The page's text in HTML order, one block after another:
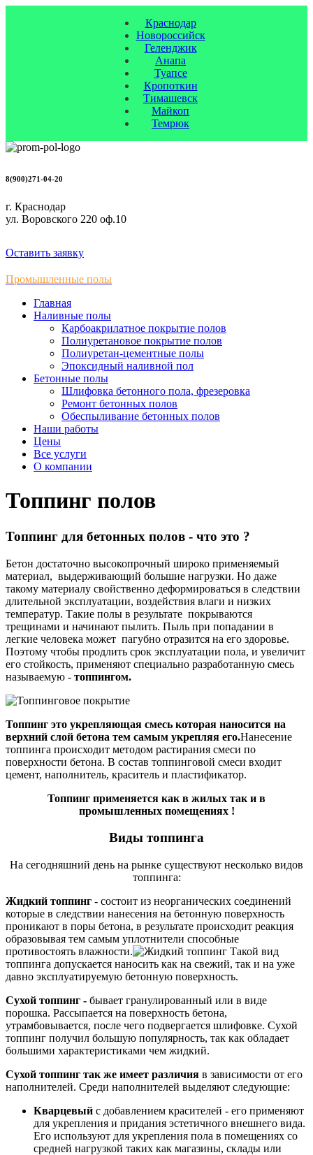
Краснодар
Новороссийск
Геленджик
Анапа
Туапсе
Кропоткин
Тимашевск
Майкоп
Темрюк
8(900)271-04-20
г. Краснодар
ул. Воровского 220 оф.10
Оставить заявку
Промышленные полы
Главная
Наливные полы
Карбоакрилатное покрытие полов
Полиуретановое покрытие полов
Полиуретан-цементные полы
Эпоксидный наливной пол
Бетонные полы
Шлифовка бетонного пола, фрезеровка
Ремонт бетонных полов
Обеспыливание бетонных полов
Наши работы
Цены
Все услуги
О компании
Топпинг полов
Топпинг для бетонных полов - что это ?
Бетон достаточно высокопрочный широко применяемый
материал, выдерживающий большие нагрузки. Но даже
такому материалу свойственно деформироваться в следствии
длительной эксплуатации, воздействия влаги и низких
температур. Такие полы в результате покрываются
трещинами и начинают пылить. Пыль при попадании в
легкие человека может пагубно отразится на его здоровье.
Поэтому чтобы продлить срок эксплуатации пола, и увеличит
его стойкость, применяют специально разработанную смесь
называемую - топпингом.
Топпинг это укрепляющая смесь которая наносится на
верхний слой бетона тем самым укрепляя его.Нанесение
топпинга происходит методом растирания смеси по
поверхности бетона. В состав топпинговой смеси входит
цемент, наполнитель, краситель и пластификатор.
Топпинг применяется как в жилых так и в
промышленных помещениях !
Виды топпинга
На сегодняшний день на рынке существуют несколько видов
топпинга:
Жидкий топпинг - состоит из неорганических соединений
которые в следствии нанесения на бетонную поверхность
проникают в поры бетона, в результате происходит реакция
образовывая тем самым уплотнители способные
противостоять влажности.
Такой вид
топпинга допускается наносить как на свежий, так и на уже
давно эксплуатируемую бетонную поверхность.
Сухой топпинг - бывает гранулированный или в виде
порошка. Рассыпается на поверхность бетона,
утрамбовывается, после чего подвергается шлифовке. Сухой
топпинг получил большую популярность, так как обладает
большими характеристиками чем жидкий.
Сухой топпинг так же имеет различия в зависимости от его
наполнителей. Среди наполнителей выделяют следующие:
Кварцевый с добавлением красителей - его применяют
для укрепления и придания эстетичного внешнего вида.
Его используют для укрепления пола в помещениях со
средней нагрузкой таких как магазины, склады или